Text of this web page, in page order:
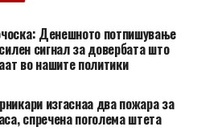
Денешното потпишување
сигнал за довербата што
во нашите политики
изгаснаа два пожара за
спречена поголема штета